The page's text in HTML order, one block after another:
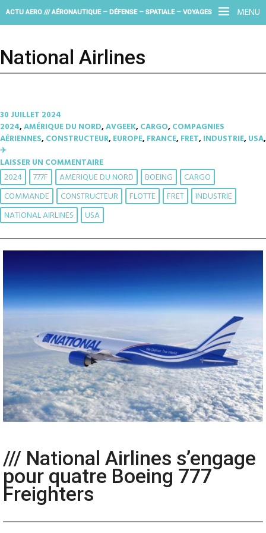
MENU
ACTU AERO /// AÉRONAUTIQUE – DÉFENSE – SPATIALE – VOYAGES
National Airlines
30 JUILLET 2024
2024,AMÉRIQUE DU NORD,AVGEEK,CARGO,COMPAGNIES
AÉRIENNES,CONSTRUCTEUR,EUROPE,FRANCE,FRET,INDUSTRIE,USA,
✈︎
LAISSER UN COMMENTAIRE
2024 777F AMERIQUE DU NORD BOEING
CARGO
COMMANDE
CONSTRUCTEUR FLOTTE FRET
INDUSTRIE
NATIONAL AIRLINES
USA
/// National Airlines s’engage
pour quatre Boeing 777
Freighters